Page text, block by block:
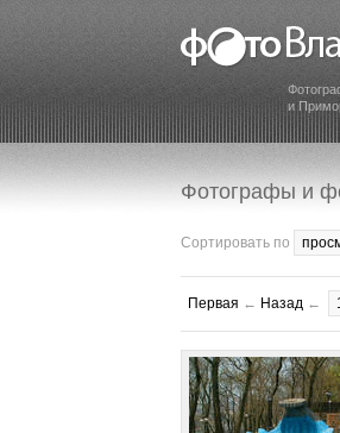
и
Фотографы и
Сортировать по
Первая ← Назад ←